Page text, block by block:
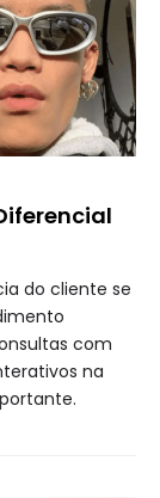
do cliente se
com
na